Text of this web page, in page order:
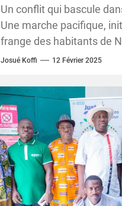
Un conflit qui bascule
Une marche pacifique,
frange des habitants de
préfecture de Lolobo,
Josué Koffi 12 Février 2025